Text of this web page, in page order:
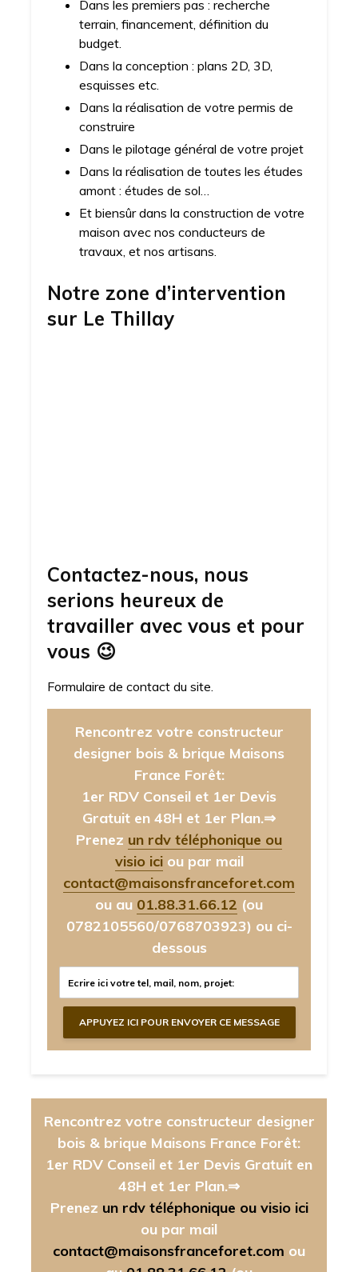
Dans les premiers pas : recherche
terrain, financement, définition du
budget.
Dans la conception : plans 2D, 3D,
esquisses etc.
Dans la réalisation de votre permis de
construire
Dans le pilotage général de votre projet
Dans la réalisation de toutes les études
amont : études de sol…
Et biensûr dans la construction de votre
maison avec nos conducteurs de
travaux, et nos artisans.
Notre zone d’intervention
sur Le Thillay
Contactez-nous, nous
serions heureux de
travailler avec vous et pour
vous 😉
Formulaire de contact du site.
Rencontrez votre constructeur
designer bois & brique Maisons
France Forêt:
1er RDV Conseil et 1er Devis
Gratuit en 48H et 1er Plan.⇒
Prenez un rdv téléphonique ou
visio iciou par mail
contact@maisonsfranceforet.com
ou au 01.88.31.66.12 (ou
0782105560/0768703923) ou ci-
dessous
Rencontrez votre constructeur designer
bois & brique Maisons France Forêt:
1er RDV Conseil et 1er Devis Gratuit en
48H et 1er Plan.⇒
Prenez un rdv téléphonique ou visio ici
ou par mail
contact@maisonsfranceforet.com ou